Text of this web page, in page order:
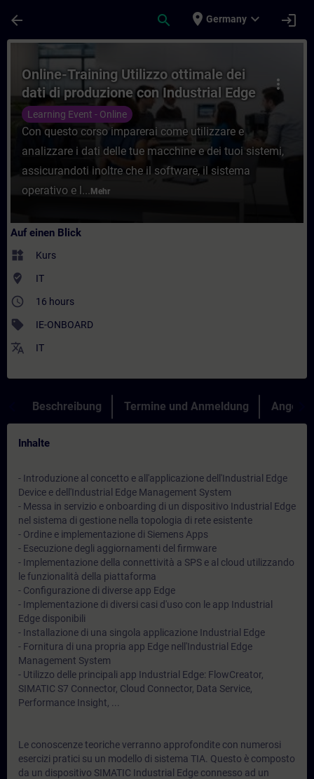
arrow_back search place Germany expand_more login
Kurs - Online-Training Utilizzo ottimale
more_vert
Online-Training Utilizzo ottimale dei
dati di produzione con Industrial Edge
Learning Event - Online
Con questo corso imparerai come utilizzare e
analizzare i dati delle tue macchine e dei tuoi sistemi,
assicurandoti inoltre che il software, il sistema
operativo e l... Mehr
Auf einen Blick
widgets Kurs
where_to_vote IT
access_time 16 hours
sell IE-ONBOARD
translate IT
Beschreibung Termine und Anmeldung Angebot
Inhalte
- Introduzione al concetto e all'applicazione dell'Industrial Edge
Device e dell'Industrial Edge Management System
- Messa in servizio e onboarding di un dispositivo Industrial Edge
nel sistema di gestione nella topologia di rete esistente
- Ordine e implementazione di Siemens Apps
- Esecuzione degli aggiornamenti del firmware
- Implementazione della connettività a SPS e al cloud utilizzando
le funzionalità della piattaforma
- Configurazione di diverse app Edge
- Implementazione di diversi casi d'uso con le app Industrial
Edge disponibili
- Installazione di una singola applicazione Industrial Edge
- Fornitura di una propria app Edge nell'Industrial Edge
Management System
- Utilizzo delle principali app Industrial Edge: FlowCreator,
SIMATIC S7 Connector, Cloud Connector, Data Service,
Performance Insight, ...
Le conoscenze teoriche verranno approfondite con numerosi
esercizi pratici su un modello di sistema TIA. Questo è composto
da un dispositivo SIMATIC Industrial Edge connesso ad un